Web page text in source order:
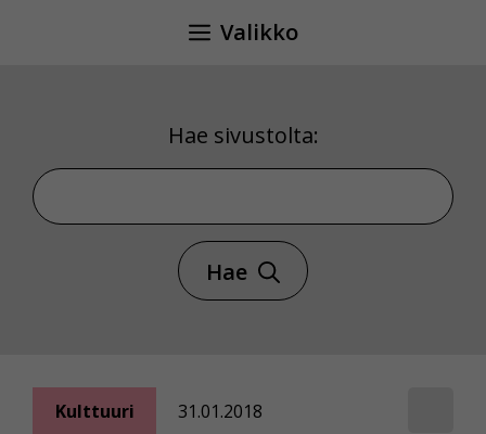
Valikko
Hae sivustolta:
Hae sivustolta
Hae
Kulttuuri 31.01.2018